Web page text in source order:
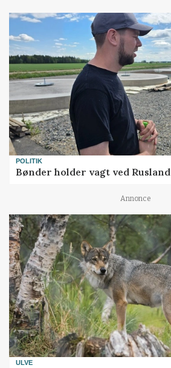
POLITIK
Bønder holder vagt ved Rusland
Annonce
ULVE